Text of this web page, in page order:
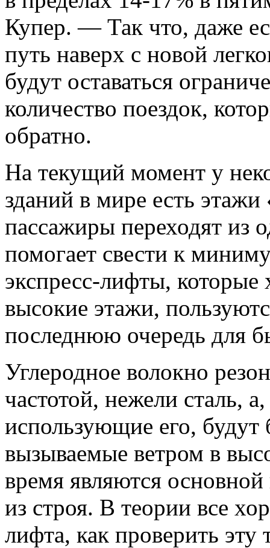
Купер. — Так что, даже
путь наверх с новой
будут оставаться
количество поездок,
обратно.
На текущий момент у
зданий в мире есть
пассажиры переходят из
помогает свести к
экспресс-лифты, которые
высокие этажи,
последнюю очередь для
Углеродное волокно
частотой, нежели сталь,
использующие его,
вызываемые ветром в
время являются
из строя. В теории все
лифта, как проверить эту